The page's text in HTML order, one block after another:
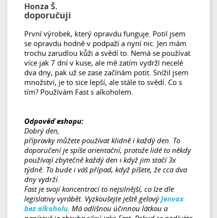
Honza Š.
doporučuji
První výrobek, který opravdu funguje. Potil jsem
se opravdu hodně v podpaží a nyní nic. Jen mám
trochu zarudlou kůži a svědí to. Nemá se používat
více jak 7 dní v kuse, ale mě zatím vydrží necelé
dva dny, pak už se zase začínám potit. Snížil jsem
množství, je to sice lepší, ale stále to svědí. Co s
tím? Používám Fast s alkoholem.
Odpověď eshopu:
Dobrý den,
přípravky můžete používat klidně i každý den. To
doporučení je spíše orientační, protože lidé to někdy
používají zbytečně každý den i když jim stačí 3x
týdně. To bude i váš případ, když píšete, že cca dva
dny vydrží.
Fast je svojí koncentrací to nejsilnější, co lze dle
legislativy vyrábět. Vyzkoušejte ještě gelovýJenvox
bez alkoholu . Má odlišnou účinnou látkou a